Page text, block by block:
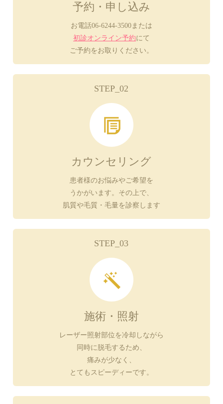
予約・申し込み
お電話06-6244-3500または
初診オンライン予約にて
ご予約をお取りください。
STEP_02
カウンセリング
患者様のお悩みやご希望を
うかがいます。その上で、
肌質や毛質・毛量を診察します
STEP_03
施術・照射
レーザー照射部位を冷却しながら
同時に脱毛するため、
痛みが少なく、
とてもスピーディーです。